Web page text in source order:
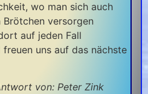
wo man sich auch
versorgen
auf jeden Fall
uns auf das nächste
von: Peter Zink